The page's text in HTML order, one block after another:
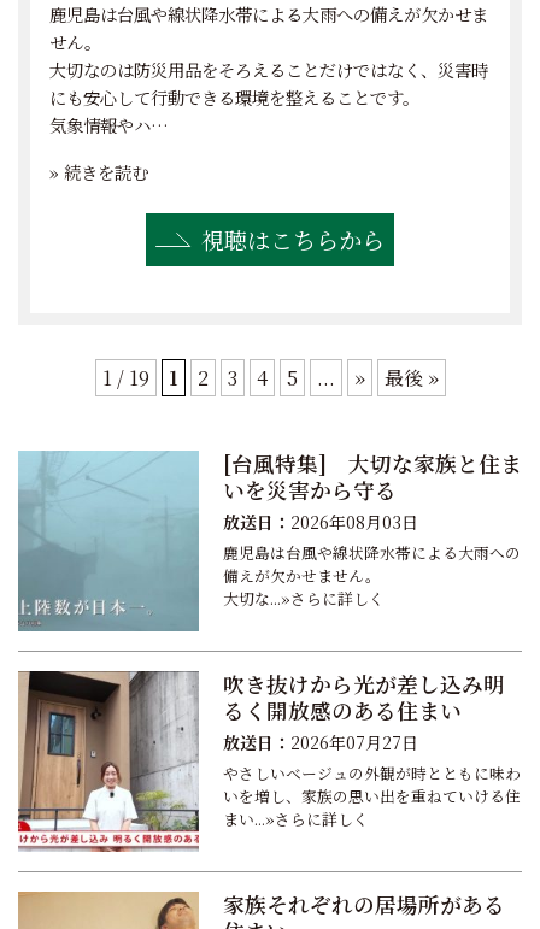
鹿児島は台風や線状降水帯による大雨への備えが欠かせま
せん。
大切なのは防災用品をそろえることだけではなく、災害時
にも安心して行動できる環境を整えることです。
気象情報やハ…
» 続きを読む
視聴はこちらから
1 / 19 1 2 3 4 5 ... » 最後 »
[台風特集] 大切な家族と住ま
いを災害から守る
放送日： 2026年08月03日
鹿児島は台風や線状降水帯による大雨への
備えが欠かせません。
大切な...»さらに詳しく
吹き抜けから光が差し込み明
るく開放感のある住まい
放送日： 2026年07月27日
やさしいベージュの外観が時とともに味わ
いを増し、家族の思い出を重ねていける住
まい...»さらに詳しく
家族それぞれの居場所がある